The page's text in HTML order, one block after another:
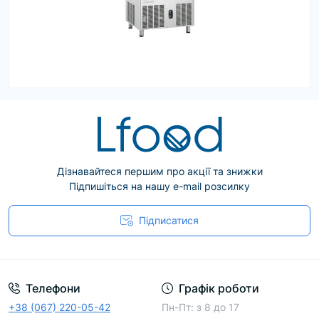
Дізнавайтеся першим про акції та знижки
Підпишіться на нашу e-mail розсилку
Підписатися
Телефони
+38 (067) 220-05-42
Графік роботи
Пн-Пт: з 8 до 17